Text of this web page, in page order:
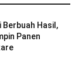
Berbuah Hasil,
Panen